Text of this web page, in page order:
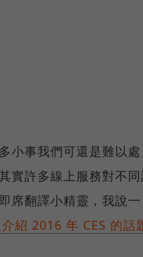
小事我們可還是難以處
實許多線上服務對不
席翻譯小精靈，我說一
紹 2016 年 CES 的話